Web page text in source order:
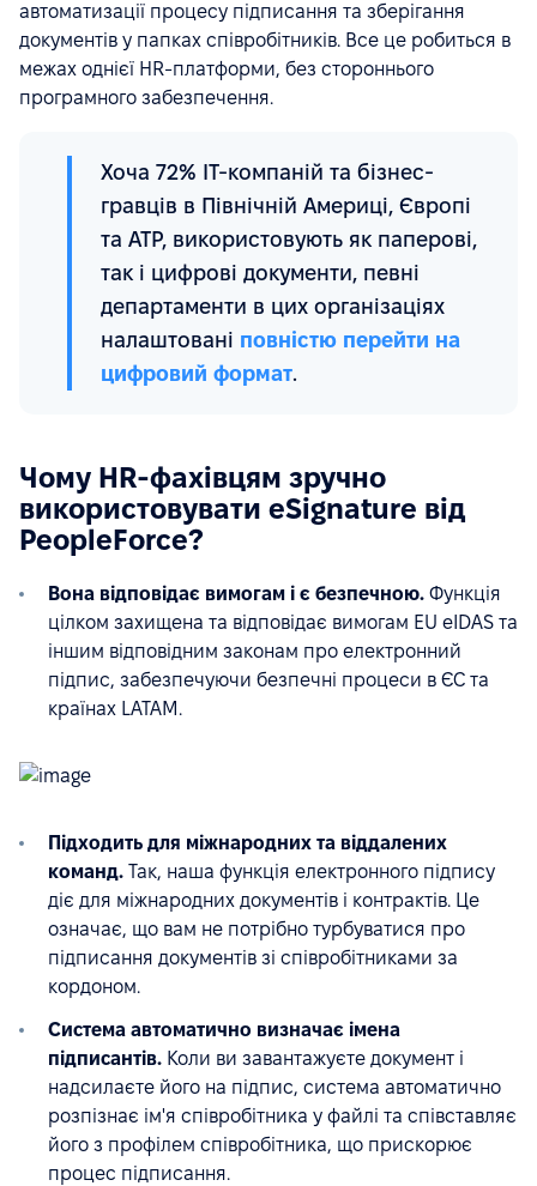
автоматизації процесу підписання та зберігання
документів у папках співробітників. Все це робиться в
межах однієї HR-платформи, без стороннього
програмного забезпечення.
Хоча 72% ІТ-компаній та бізнес-
гравців в Північній Америці, Європі
та АТР, використовують як паперові,
так і цифрові документи, певні
департаменти в цих організаціях
налаштовані повністю перейти на
цифровий формат.
Чому HR-фахівцям зручно
використовувати eSignature від
PeopleForce?
Вона відповідає вимогам і є безпечною. Функція
цілком захищена та відповідає вимогам EU eIDAS та
іншим відповідним законам про електронний
підпис, забезпечуючи безпечні процеси в ЄС та
країнах LATAM.
Підходить для міжнародних та віддалених
команд. Так, наша функція електронного підпису
діє для міжнародних документів і контрактів. Це
означає, що вам не потрібно турбуватися про
підписання документів зі співробітниками за
кордоном.
Система автоматично визначає імена
підписантів. Коли ви завантажуєте документ і
надсилаєте його на підпис, система автоматично
розпізнає ім'я співробітника у файлі та співставляє
його з профілем співробітника, що прискорює
процес підписання.